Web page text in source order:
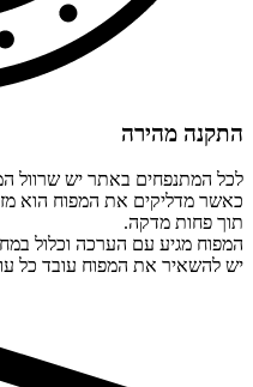
התקנה מהירה
לכל המתנפחים באתר יש שרוול
כאשר מדליקים את המפוח הוא
תוך פחות מדקה.
המפוח מגיע עם הערכה וכלול
יש להשאיר את המפוח עובד כל